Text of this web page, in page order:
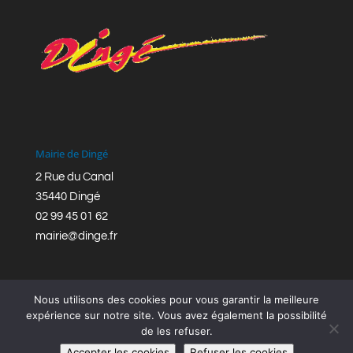
Mairie de Dingé
2 Rue du Canal
35440 Dingé
02 99 45 01 62
mairie@dinge.fr
Réalisation © Mairie de Dingé,Bretagne Romantique
Nous utilisons des cookies pour vous garantir la meilleure
expérience sur notre site. Vous avez également la possibilité
de les refuser.